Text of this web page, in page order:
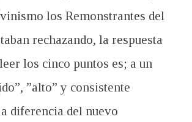
los Remonstrantes del
rechazando, la respuesta
los cinco puntos es; a un
”alto” y consistente
diferencia del nuevo